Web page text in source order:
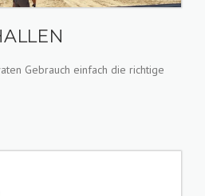
Gebrauch einfach die richtige